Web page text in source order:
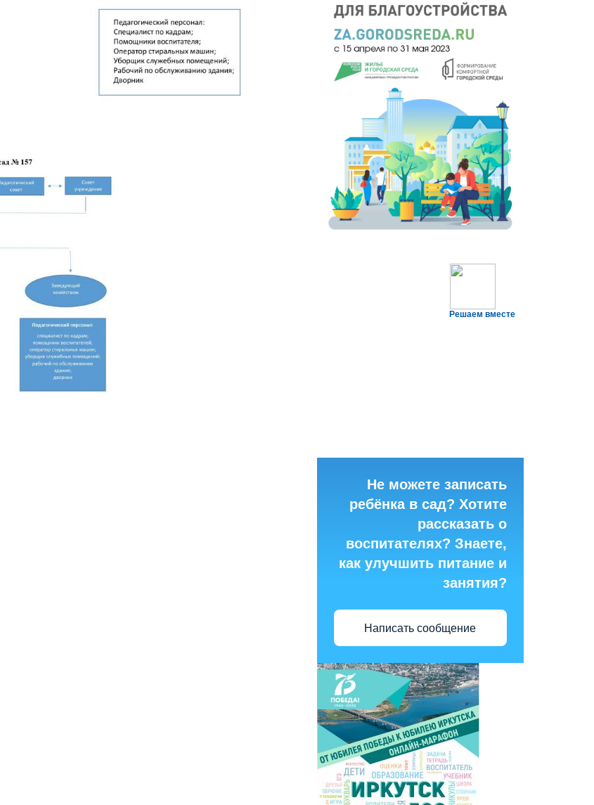
Решаем вместе
Не можете записать
ребёнка в сад? Хотите
рассказать о
воспитателях? Знаете,
как улучшить питание и
занятия?
Написать сообщение